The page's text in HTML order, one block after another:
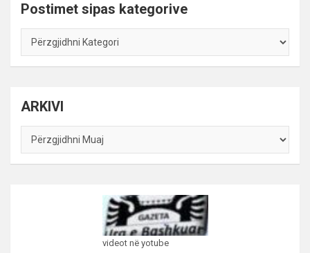
Postimet sipas kategorive
Postimet
sipas
kategorive
ARKIVI
ARKIVI
videot në yotube